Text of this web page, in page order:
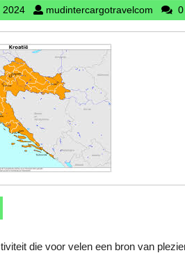
202405
november
mudintercargotravelcom
die voor velen een bron van